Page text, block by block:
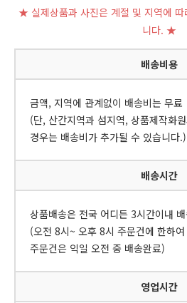
★ 실제상품과 사진은 계절 및 지역에
니다. ★
배송비용
금액, 지역에 관계없이 배송비는 무료
(단, 산간지역과 섬지역, 상품제작화
경우는 배송비가 추가될 수 있습니다.)
배송시간
상품배송은 전국 어디든 3시간이내
(오전 8시~ 오후 8시 주문건에 한하
주문건은 익일 오전 중 배송완료)
영업시간